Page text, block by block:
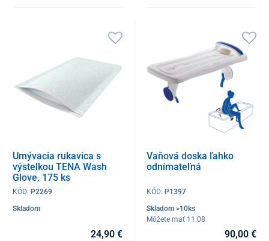
Umývacia rukavica s
výstelkou TENA Wash
Glove, 175 ks
KÓD: P2269
Skladom
24,90 €
Vaňová doska ľahko
odnímateľná
KÓD: P1397
Skladom >10ks
Môžete mať 11.08
90,00 €